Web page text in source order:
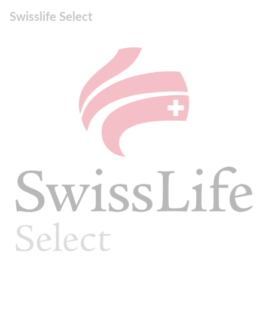
Swisslife Select